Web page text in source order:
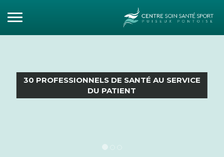
30 PROFESSIONNELS DE SANTÉ AU SERVICE
DU PATIENT